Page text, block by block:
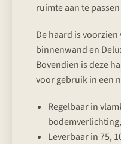
ruimte aan te
De haard is
binnenwand en
Bovendien is deze
voor gebruik in een
Regelbaar in
Leverbaar in 75,